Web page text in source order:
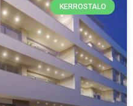
KERROSTALO